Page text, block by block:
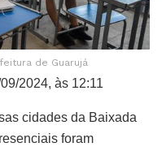
de Guarujá
2024, às 12:11
cidades da Baixada
foram